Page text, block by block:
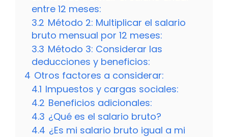
entre 12 meses:
3.2 Método 2: Multiplicar el salario
bruto mensual por 12 meses:
3.3 Método 3: Considerar las
deducciones y beneficios:
4 Otros factores a considerar:
4.1 Impuestos y cargas sociales:
4.2 Beneficios adicionales:
4.3 ¿Qué es el salario bruto?
4.4 ¿Es mi salario bruto igual a mi